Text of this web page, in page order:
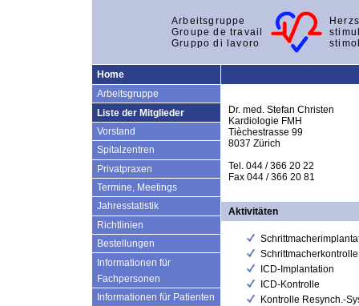
Arbeitsgruppe
Groupe de travail
Gruppo di lavoro
Home
Arbeitsgruppe
Liste der Mitglieder
Vorstand
Spitalzentren
Privatpraxen
Termine, Meetings
Jahresstatistik
Richtlinien
Bestellungen
Informationen für
Fachpersonen
Informationen für Patienten
Dr. med. Stefan Christen
Kardiologie FMH
Tièchestrasse 99
8037 Zürich
Tel. 044 / 366 20 22
Fax 044 / 366 20 81
Aktivitäten
Schrittmacherkontrolle
ICD-Implantation
ICD-Kontrolle
Kontrolle Resynch.-